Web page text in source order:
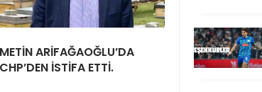
METİN ARİFAĞAOĞLU’DA
CHP’DEN İSTİFA ETTİ.